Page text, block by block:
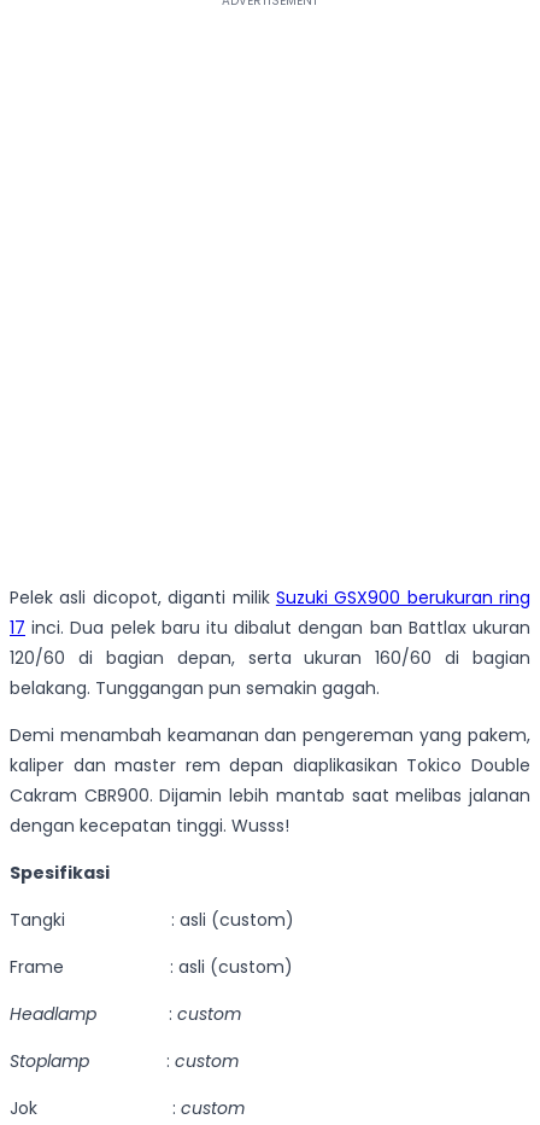
Pelek asli dicopot, diganti milik Suzuki GSX900 berukuran ring
17 inci. Dua pelek baru itu dibalut dengan ban Battlax ukuran
120/60 di bagian depan, serta ukuran 160/60 di bagian
belakang. Tunggangan pun semakin gagah.
Demi menambah keamanan dan pengereman yang pakem,
kaliper dan master rem depan diaplikasikan Tokico Double
Cakram CBR900. Dijamin lebih mantab saat melibas jalanan
dengan kecepatan tinggi. Wusss!
Spesifikasi
Tangki : asli (custom)
Frame : asli (custom)
Headlamp : custom
Stoplamp : custom
Jok : custom